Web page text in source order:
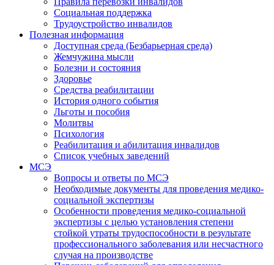
Социальная поддержка
Трудоустройство инвалидов
Полезная информация
Доступная среда (Безбарьерная среда)
Жемчужина мысли
Болезни и состояния
Здоровье
Средства реабилитации
История одного события
Льготы и пособия
Молитвы
Психология
Реабилитация и абилитация инвалидов
Список учебных заведений
МСЭ
Вопросы и ответы по МСЭ
Необходимые документы для проведения медико-
социальной экспертизы
Особенности проведения медико-социальной
экспертизы с целью установления степени
стойкой утраты трудоспособности в результате
профессионального заболевания или несчастного
случая на производстве